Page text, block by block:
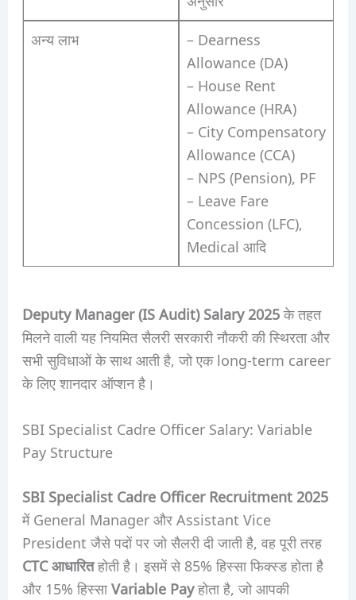
अन्य लाभ
– Dearness
Allowance (DA)
– House Rent
Allowance (HRA)
– City Compensatory
Allowance (CCA)
– NPS (Pension), PF
– Leave Fare
Concession (LFC),
Medical आदि
Deputy Manager (IS Audit) Salary 2025के तहत
मिलने वाली यह नियमित सैलरी सरकारी नौकरी की स्थिरता और
सभी सुविधाओं के साथ आती है, जो एक long-term career
के लिए शानदार ऑप्शन है।
SBI Specialist Cadre Officer Salary: Variable
Pay Structure
SBI Specialist Cadre Officer Recruitment 2025
में General Manager और Assistant Vice
President जैसे पदों पर जो सैलरी दी जाती है, वह पूरी तरह
CTC आधारितहोती है। इसमें से 85% हिस्सा फिक्स्ड होता है
और 15% हिस्साVariable Payहोता है, जो आपकी